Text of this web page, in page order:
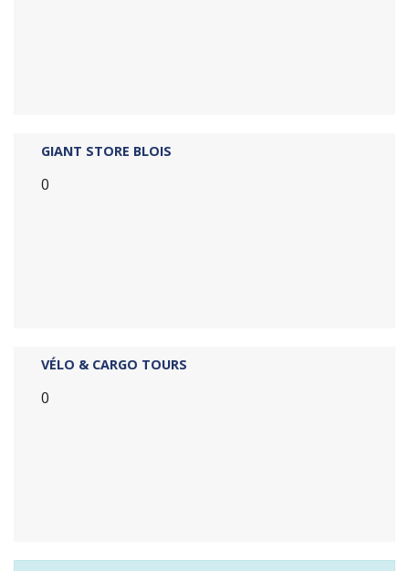
GIANT STORE BLOIS
0
VÉLO & CARGO TOURS
0